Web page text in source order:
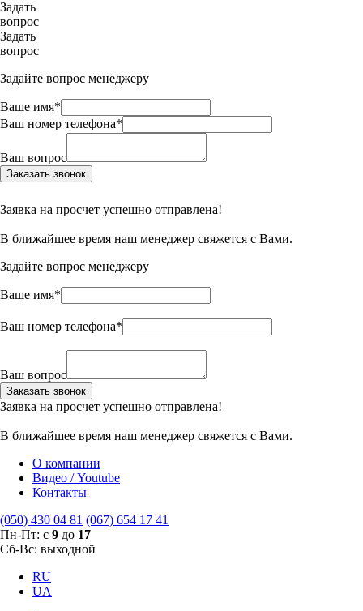
Задать
вопрос
Задать
вопрос
Задайте вопрос менеджеру
Ваше имя*
Ваш номер телефона*
Ваш вопрос
Заказать звонок
Заявка на просчет успешно отправлена!
В ближайшее время наш менеджер свяжется с Вами.
Задайте вопрос менеджеру
Ваше имя*
Ваш номер телефона*
Ваш вопрос
Заказать звонок
Заявка на просчет успешно отправлена!
В ближайшее время наш менеджер свяжется с Вами.
О компании
Видео / Youtube
Контакты
(050) 430 04 81 (067) 654 17 41
Пн-Пт: с 9 до 17
Сб-Вс: выходной
RU
UA